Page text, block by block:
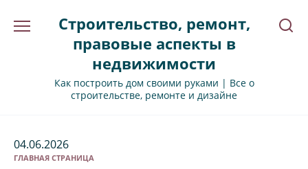
Строительство, ремонт,
правовые аспекты в
недвижимости
Как построить дом своими руками | Все о
строительстве, ремонте и дизайне
04.06.2026
ГЛАВНАЯ СТРАНИЦА